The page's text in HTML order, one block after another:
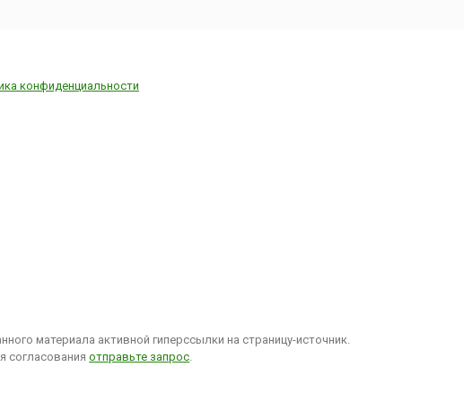
конфиденциальности
материала активной гиперссылки на страницу-источник.
согласованияотправьте запрос.